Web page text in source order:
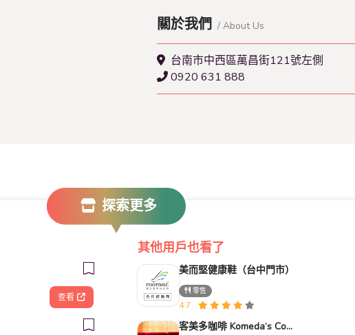
關於我們 / About Us
台南市中西區萬昌街121號左側
0920 631 888
探索更多
查看
其他用戶也看了
美而堅健康鞋（台中門市）
零售
4.7
客美多咖啡 Komeda‘s Coffee - 台南小北店